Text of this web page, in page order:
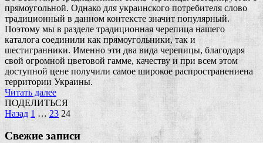
прямоугольной. Однако для украинского потребителя слово
традиционный в данном контексте значит популярный.
Поэтому мы в разделе традиционная черепица нашего
каталога соединили как прямоугольники, так и
шестигранники. Именно эти два вида черепицы, благодаря
свой огромной цветовой гамме, качеству и при всем этом
доступной цене получили самое широкое распространениена
территории Украины.
Читать далее
ПОДЕЛИТЬСЯ
Пагинация
записей
Назад 1 … 23 24
Свежие записи